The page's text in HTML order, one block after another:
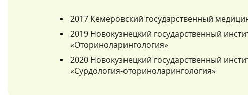
2017 Кемеровский государственный
2019 Новокузнецкий государственный
«Оториноларингология»
2020 Новокузнецкий государственный
«Сурдология-оториноларингология»